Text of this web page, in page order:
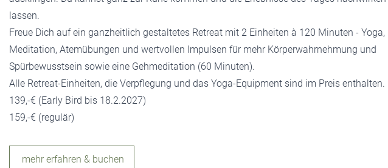
lassen.
Freue Dich auf ein ganzheitlich gestaltetes Retreat mit 2 Einheiten à 120 Minuten - Yoga,
Meditation, Atemübungen und wertvollen Impulsen für mehr Körperwahrnehmung und
Spürbewusstsein sowie eine Gehmeditation (60 Minuten).
Alle Retreat-Einheiten, die Verpflegung und das Yoga-Equipment sind im Preis enthalten.
139,-€ (Early Bird bis 18.2.2027)
159,-€ (regulär)
mehr erfahren & buchen